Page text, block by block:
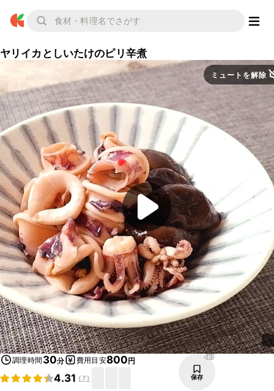
ヤリイカとしいたけのピリ辛煮
ミュートを解除
調理時間 30分 費用目安800円
4.31 (7)
169
保存